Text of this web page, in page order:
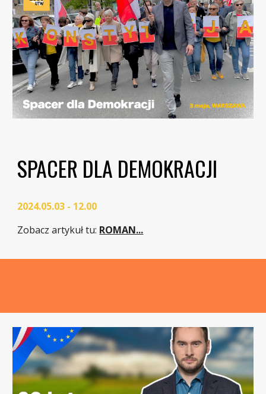
SPACER DLA DEMOKRACJI
2024.05.03 - 12.00
Zobacz artykuł tu: ROMAN...